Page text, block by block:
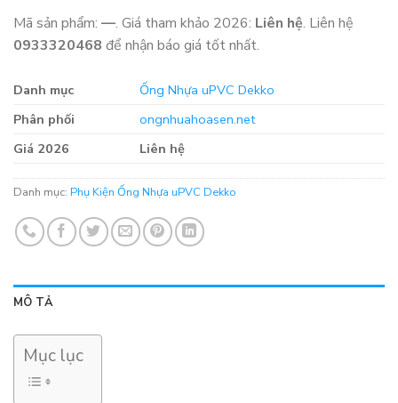
Mã sản phẩm: —. Giá tham khảo 2026: Liên hệ. Liên hệ
0933320468 để nhận báo giá tốt nhất.
Danh mục
Ống Nhựa uPVC Dekko
Phân phối
ongnhuahoasen.net
Giá 2026
Liên hệ
Danh mục: Phụ Kiện Ống Nhựa uPVC Dekko
MÔ TẢ
Mục lục